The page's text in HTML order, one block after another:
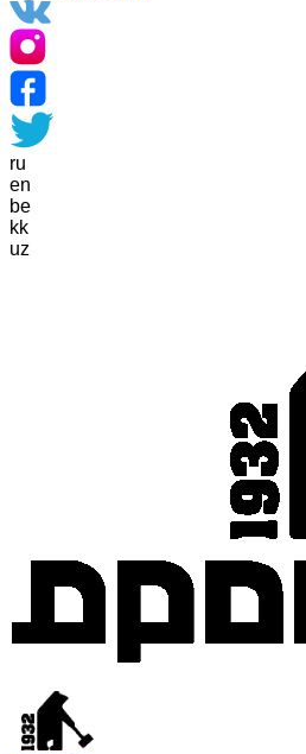
ru
en
be
kk
uz